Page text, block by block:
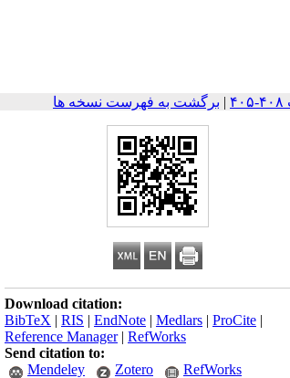
| برگشت به فهرست نسخه ها
Download citation:
BibTeX | RIS | EndNote | Medlars | ProCite |
Reference Manager| RefWorks
Send citation to:
Mendeley
Zotero RefWorks